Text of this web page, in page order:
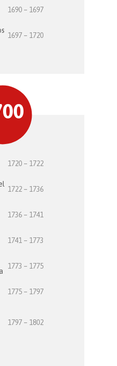
1690 – 1697
1697 – 1720
1720 – 1722
1722 – 1736
1736 – 1741
1741 – 1773
1773 – 1775
1775 – 1797
1797 – 1802